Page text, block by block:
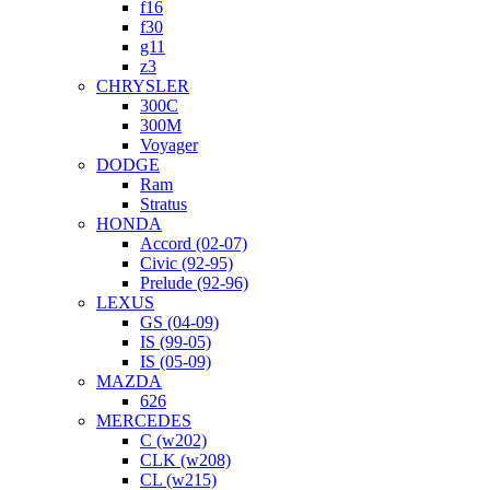
f16
f30
g11
z3
CHRYSLER
300C
300M
Voyager
DODGE
Ram
Stratus
HONDA
Accord (02-07)
Civic (92-95)
Prelude (92-96)
LEXUS
GS (04-09)
IS (99-05)
IS (05-09)
MAZDA
626
MERCEDES
C (w202)
CLK (w208)
CL (w215)